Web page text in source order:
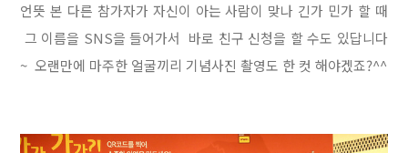
언뜻 본 다른 참가자가 자신이 아는 사람이 맞나 긴가 민가 할 때
그 이름을 SNS을 들어가서 바로 친구 신청을 할 수도 있답니다
~오랜만에 마주한 얼굴끼리 기념사진 촬영도 한 컷 해야겠죠?^^